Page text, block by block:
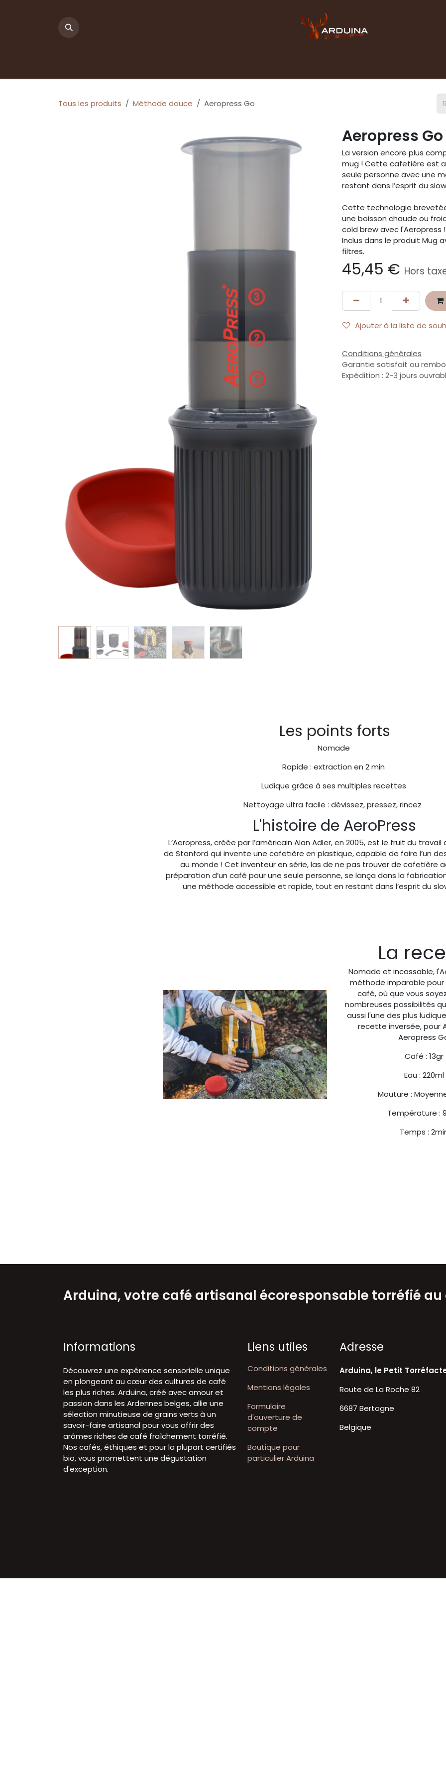
Tous les produits Méthode douce Aeropress Go
Aeropress Go
La version encore plus
mug ! Cette cafetière est
seule personne avec une
restant dans l’esprit du
Cette technologie
une boisson chaude ou
cold brew avec l'Aeropress !
Inclus dans le produit Mug
filtres.
45,45 € Hors
Ajouter à la liste de
Conditions générales
Garantie satisfait ou
Expédition : 2-3 jours
Les points forts
Nomade
Rapide : extraction en 2 min
Ludique grâce à ses multiples recettes
Nettoyage ultra facile : dévissez, pressez, rincez
L'histoire de AeroPress
L’Aeropress, créée par l’américain Alan Adler, en 2005, est le fruit du travail
de Stanford qui invente une cafetière en plastique, capable de faire l’un
au monde ! Cet inventeur en série, las de ne pas trouver de cafetière
préparation d’un café pour une seule personne, se lança dans la
une méthode accessible et rapide, tout en restant dans l’esprit du
La
Nomade et incassable,
méthode imparable pour
café, où que vous
nombreuses possibilités
aussi l'une des plus
recette inversée, pour
Aeropress
Café : 13gr
Eau : 220ml
Mouture :
Température :
Temps :
Informations
Découvrez une expérience sensorielle unique
en plongeant au cœur des cultures de café
les plus riches. Arduina, créé avec amour et
passion dans les Ardennes belges, allie une
sélection minutieuse de grains verts à un
savoir-faire artisanal pour vous offrir des
arômes riches de café fraîchement torréfié.
Nos cafés, éthiques et pour la plupart certifiés
bio, vous promettent une dégustation
d'exception.
Arduina, votre café artisanal écoresponsable torréfié
A​dresse
Arduina, le Petit
Route de La Roche 82
6687 Bertogne
Belgique
Liens utiles
Conditions générales
Mentions légales
Formulaire
d'ouverture de
compte
Boutique pour
particulier Arduina